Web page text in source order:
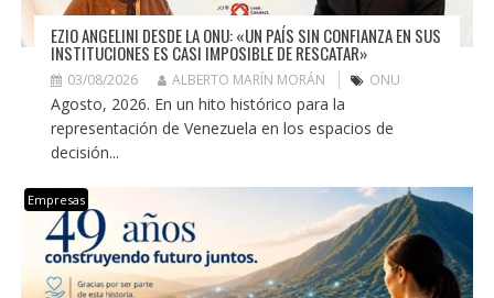
EZIO ANGELINI DESDE LA ONU: «UN PAÍS SIN CONFIANZA EN SUS
INSTITUCIONES ES CASI IMPOSIBLE DE RESCATAR»
03/08/2026 ALBERTO MARÍN MORÁN ONU
Agosto, 2026. En un hito histórico para la
representación de Venezuela en los espacios de
decisión...
Empresas